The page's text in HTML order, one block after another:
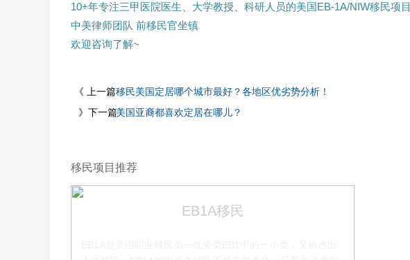
10+年专注三甲医院医生、大学教授、科研人员的美国EB-1A/NIW移民项目
中美律师团队 前移民官坐镇
欢迎咨询了解~
《 上一篇移民美国定居哪个城市最好？各地区优劣势分析！
》下一篇美国亚裔都喜欢定居在哪儿？
移民项目推荐
EB1A移民